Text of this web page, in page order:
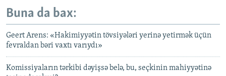
Buna da bax:
Geert Arens: «Hakimiyyətin tövsiyələri yerinə yetirmək üçün
fevraldan bəri vaxtı varıydı»
Komissiyaların tərkibi dəyişsə belə, bu, seçkinin mahiyyətinə